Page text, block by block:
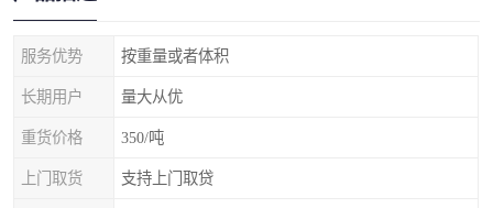
服务优势 按重量或者体积
长期用户 量大从优
重货价格 350/吨
上门取货 支持上门取贷